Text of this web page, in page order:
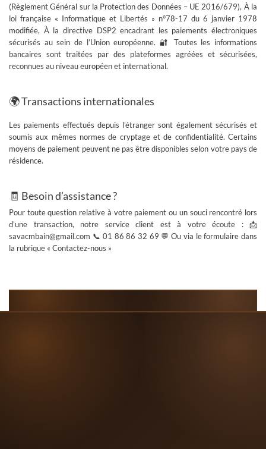
(Règlement Général sur la Protection des Données – UE 2016/679), À la
loi française « Informatique et Libertés » n°78-17 du 6 janvier 1978
modifiée, À la directive DSP2 encadrant les paiements électroniques
sécurisés au sein de l’Union européenne. 🔐 Toutes les informations
bancaires sont traitées par des plateformes agréées et sécurisées,
reconnues au niveau européen et international.
🌍 Transactions internationales
Les paiements effectués depuis l’étranger sont également sécurisés et
soumis aux mêmes normes de cryptage et de confidentialité. Certains
moyens de paiement peuvent ne pas être disponibles selon votre pays de
résidence.
🧾 Besoin d’assistance ?
Pour toute question relative à votre paiement ou un souci rencontré lors
d’une transaction, notre service client est à votre écoute : 📩
savacmbain@gmail.com 📞 01 86 86 32 69 💬 Ou via le formulaire dans
la rubrique « Contactez-nous »